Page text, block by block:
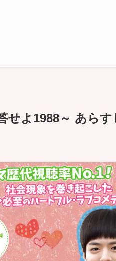
せよ1988～ あら